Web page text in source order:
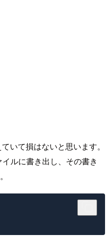
いて損はないと思います。
ルに書き出し、その書き